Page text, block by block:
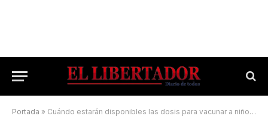
Portada » Cuándo estarán disponibles las dosis para vacunar a niños de 6 meses a 3 años